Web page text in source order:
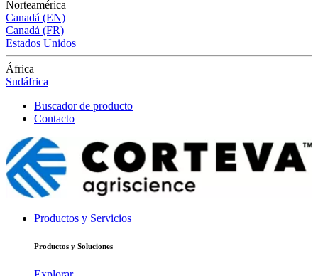
Norteamérica
Canadá (EN)
Canadá (FR)
Estados Unidos
África
Sudáfrica
Buscador de producto
Contacto
Productos y Servicios
Productos y Soluciones